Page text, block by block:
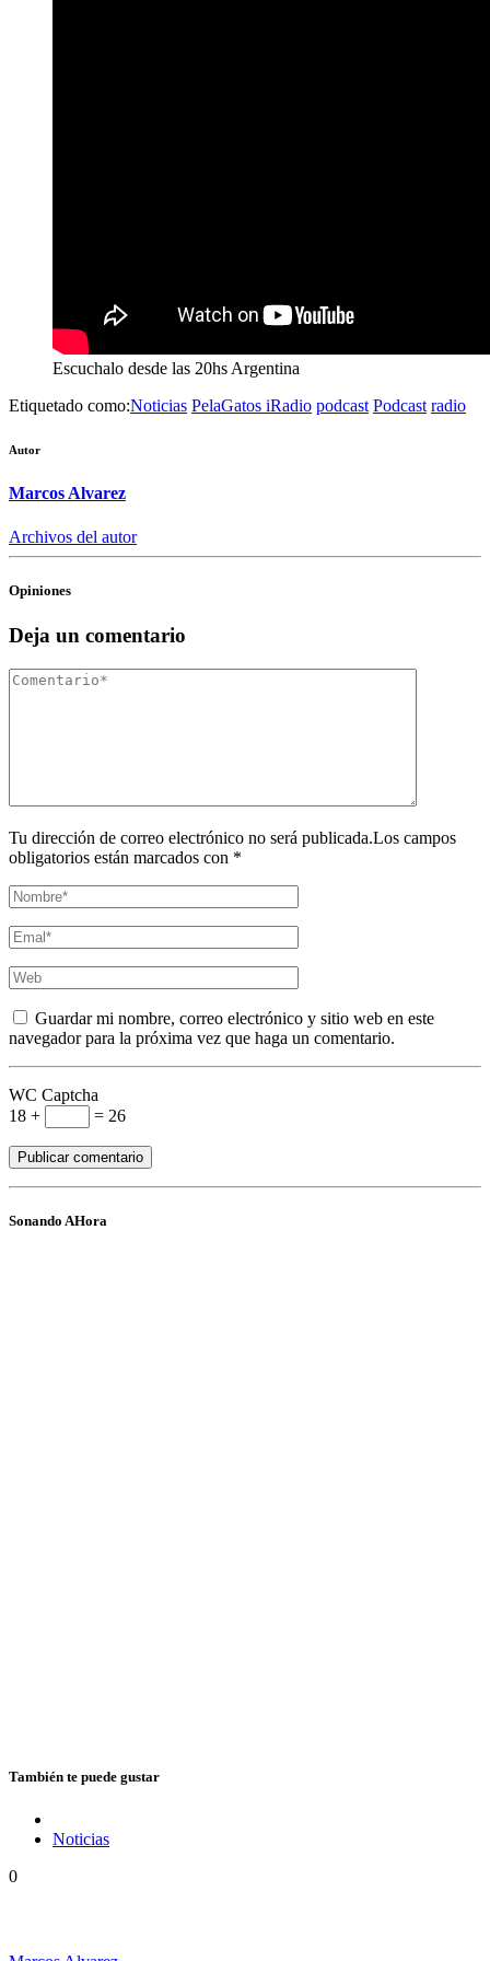
Escuchalo desde las 20hs Argentina
Etiquetado como:Noticias PelaGatos iRadio podcast Podcast radio
Autor
Marcos Alvarez
Archivos del autor
Opiniones
Deja un comentario
Tu dirección de correo electrónico no será publicada.Los campos
obligatorios están marcados con *
Guardar mi nombre, correo electrónico y sitio web en este
navegador para la próxima vez que haga un comentario.
WC Captcha
18 +
= 26
Sonando AHora
También te puede gustar
Noticias
0